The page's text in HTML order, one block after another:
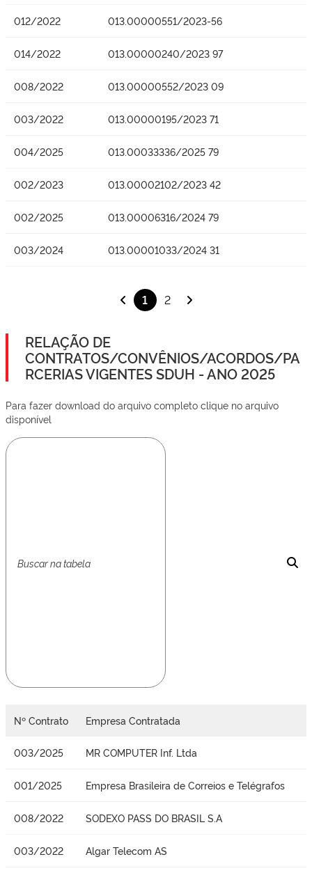
012/2022 013.00000551/2023-56
014/2022 013.00000240/2023 97
008/2022 013.00000552/2023 09
003/2022 013.00000195/2023 71
004/2025 013.00033336/2025 79
002/2023 013.00002102/2023 42
002/2025 013.00006316/2024 79
003/2024 013.00001033/2024 31
1 2
RELAÇÃO DE
CONTRATOS/CONVÊNIOS/ACORDOS/PA
RCERIAS VIGENTES SDUH - ANO 2025
Para fazer download do arquivo completo clique no arquivo
disponível
Nº Contrato Empresa Contratada
003/2025 MR COMPUTER Inf. Ltda
001/2025 Empresa Brasileira de Correios e Telégrafos
008/2022 SODEXO PASS DO BRASIL S.A
003/2022 Algar Telecom AS